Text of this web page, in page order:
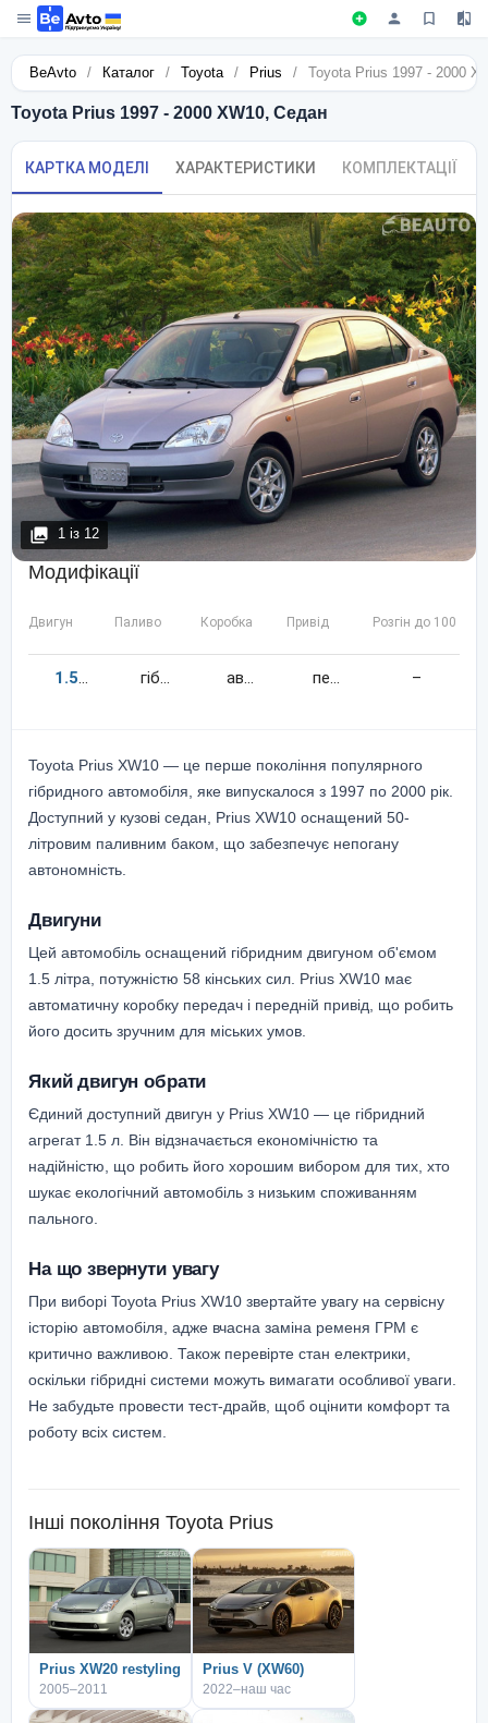
BeAvto / Каталог / Toyota / Prius / Toyota Prius 1997 - 2000
Toyota Prius 1997 - 2000 XW10, Седан
КАРТКА МОДЕЛІ ХАРАКТЕРИСТИКИ КОМПЛЕКТАЦІЇ
1 із 12
Модифікації
Двигун Паливо Коробка Привід Розгін до 100 км/
1.558 гібрид автомат передній –
Toyota Prius XW10 — це перше покоління популярного
гібридного автомобіля, яке випускалося з 1997 по 2000 рік.
Доступний у кузові седан, Prius XW10 оснащений 50-
літровим паливним баком, що забезпечує непогану
автономність.
Двигуни
Цей автомобіль оснащений гібридним двигуном об'ємом
1.5 літра, потужністю 58 кінських сил. Prius XW10 має
автоматичну коробку передач і передній привід, що робить
його досить зручним для міських умов.
Який двигун обрати
Єдиний доступний двигун у Prius XW10 — це гібридний
агрегат 1.5 л. Він відзначається економічністю та
надійністю, що робить його хорошим вибором для тих, хто
шукає екологічний автомобіль з низьким споживанням
пального.
На що звернути увагу
При виборі Toyota Prius XW10 звертайте увагу на сервісну
історію автомобіля, адже вчасна заміна ременя ГРМ є
критично важливою. Також перевірте стан електрики,
оскільки гібридні системи можуть вимагати особливої уваги.
Не забудьте провести тест-драйв, щоб оцінити комфорт та
роботу всіх систем.
Інші покоління Toyota Prius
Prius XW20 restyling
2005–2011
Prius V (XW60)
2022–наш час